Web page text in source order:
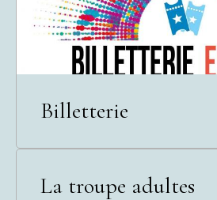
Billetterie
La troupe adultes